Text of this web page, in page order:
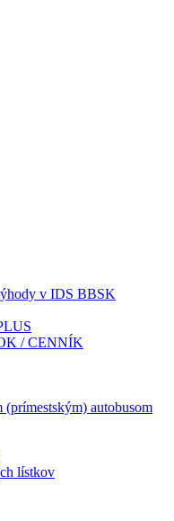
v IDS BBSK
/ CENNÍK
autobusom
lístkov